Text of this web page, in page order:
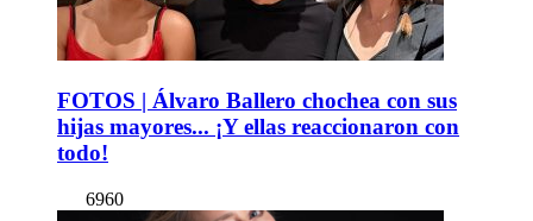
FOTOS | Álvaro Ballero chochea con sus
hijas mayores... ¡Y ellas reaccionaron con
todo!
6960